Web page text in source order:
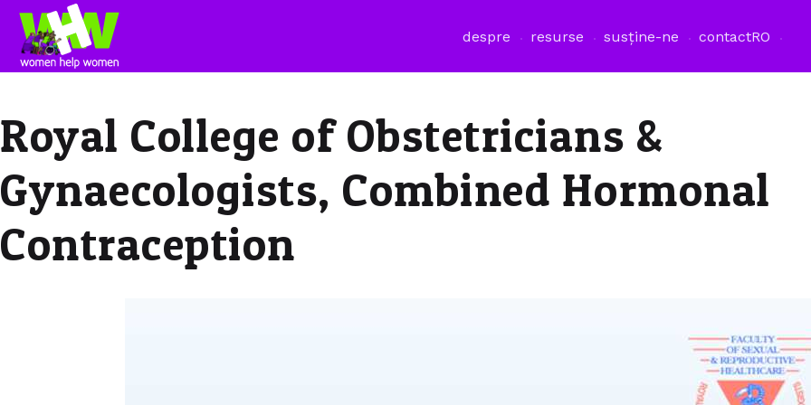
despre resurse susține-ne contactRO
Royal College of Obstetricians &
Gynaecologists, Combined Hormonal
Contraception